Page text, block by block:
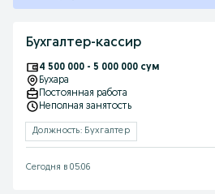
Бухгалтер-кассир
4 500 000 - 5 000 000 сум
Бухара
Постоянная работа
Неполная занятость
Должность: Бухгалтер
Сегодня в 05:06